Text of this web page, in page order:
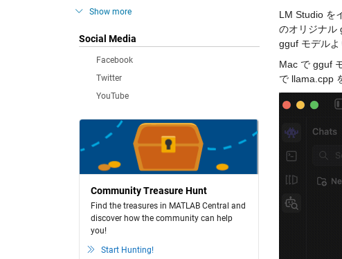
Show more
Social Media
Facebook
Twitter
YouTube
Community Treasure Hunt
Find the treasures in MATLAB Central and
discover how the community can help
you!
Start Hunting!
LM Studio を
のオリジナル
gguf モデル
Mac で gguf
で llama.cpp